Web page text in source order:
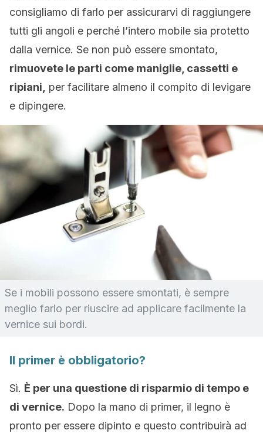
consigliamo di farlo per assicurarvi di raggiungere
tutti gli angoli e perché l’intero mobile sia protetto
dalla vernice. Se non può essere smontato,
rimuovete le parti come maniglie, cassetti e
ripiani,
per facilitare almeno il compito di levigare
e dipingere.
Se i mobili possono essere smontati, è sempre
meglio farlo per riuscire ad applicare facilmente la
vernice sui bordi.
Il primer è obbligatorio?
Sì. È per una questione di risparmio di tempo e
di vernice. Dopo la mano di primer, il legno è
pronto per essere dipinto e questo contribuirà ad